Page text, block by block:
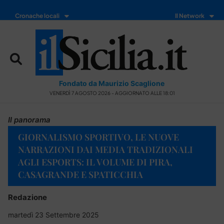
Cronache locali Il Network
Fondato da Maurizio Scaglione
VENERDÌ 7 AGOSTO 2026 - AGGIORNATO ALLE 18:01
Il panorama
GIORNALISMO SPORTIVO, LE NUOVE
NARRAZIONI DAI MEDIA TRADIZIONALI
AGLI ESPORTS: IL VOLUME DI PIRA,
CASAGRANDE E SPATICCHIA
Redazione
martedì 23 Settembre 2025